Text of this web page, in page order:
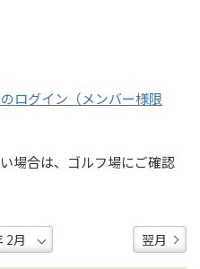
ログイン（メンバー様限
場合は、ゴルフ場にご確認
翌月